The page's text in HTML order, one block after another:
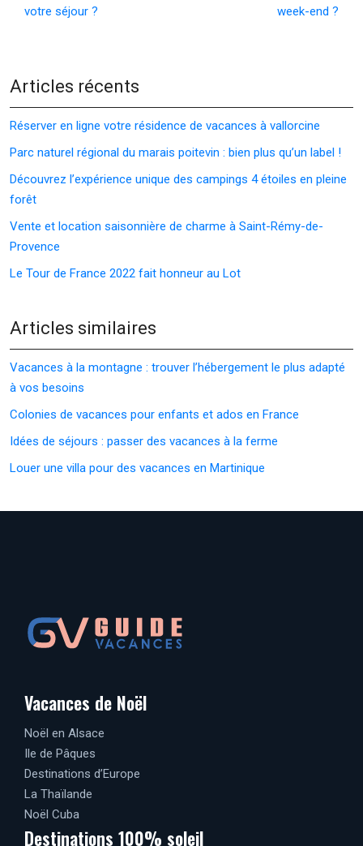
votre séjour ?
week-end ?
Articles récents
Réserver en ligne votre résidence de vacances à vallorcine
Parc naturel régional du marais poitevin : bien plus qu’un label !
Découvrez l’expérience unique des campings 4 étoiles en pleine
forêt
Vente et location saisonnière de charme à Saint-Rémy-de-
Provence
Le Tour de France 2022 fait honneur au Lot
Articles similaires
Vacances à la montagne : trouver l’hébergement le plus adapté
à vos besoins
Colonies de vacances pour enfants et ados en France
Idées de séjours : passer des vacances à la ferme
Louer une villa pour des vacances en Martinique
Vacances de Noël
Noël en Alsace
Ile de Pâques
Destinations d’Europe
La Thaïlande
Noël Cuba
Destinations 100% soleil